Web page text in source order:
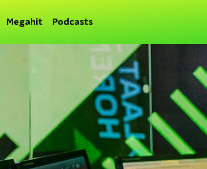
Megahit Podcasts